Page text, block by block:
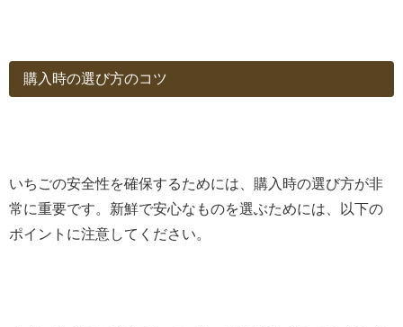
購入時の選び方のコツ
いちごの安全性を確保するためには、購入時の選び方が非
常に重要です。新鮮で安心なものを選ぶためには、以下の
ポイントに注意してください。